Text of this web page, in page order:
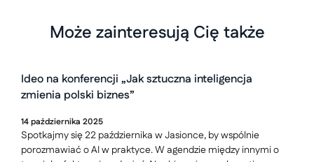
Może zainteresują Cię także
Ideo na konferencji „Jak sztuczna inteligencja
zmienia polski biznes”
14października 2025
Spotkajmy się 22 października w Jasionce, by wspólnie
porozmawiać o AI w praktyce. W agendzie między innymi o